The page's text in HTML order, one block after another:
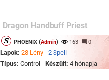
Dragon Handbuff Priest
PHOENIX (Admin) 163 0
Lapok: 28 Lény - 2 Spell
Típus: Control - Készült: 4 hónapja